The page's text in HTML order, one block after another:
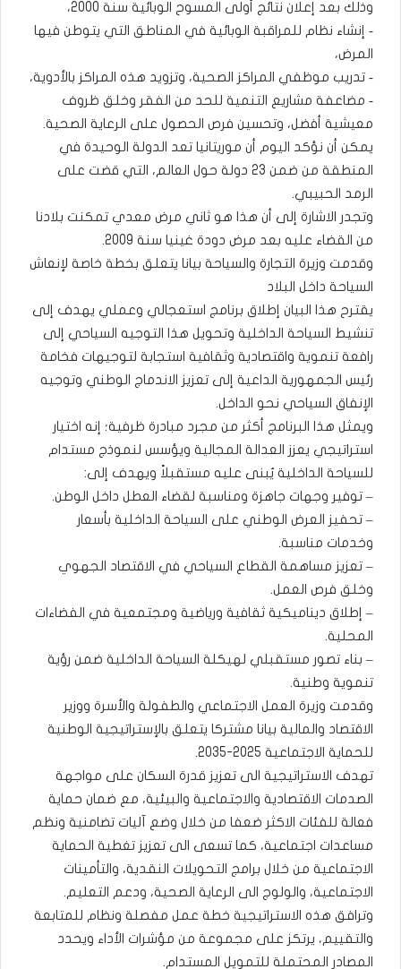
وذلك بعد إعلان نتائج أولى المسوح الوبائية سنة 2000،
‐ إنشاء نظام للمراقبة الوبائية في المناطق التي يتوطن فيها
المرض،
‐ تدريب موظفي المراكز الصحية، وتزويد هذه المراكز بالأدوية،
‐ مضاعفة مشاريع التنمية للحد من الفقر وخلق ظروف
معيشية أفضل، وتحسين فرص الحصول على الرعاية الصحية.
يمكن أن نؤكد اليوم أن موريتانيا تعد الدولة الوحيدة في
المنطقة من ضمن 23 دولة حول العالم، التي قضت على
الرمد الحبيبي.
وتجدر الاشارة إلى أن هذا هو ثاني مرض معدي تمكنت بلادنا
من القضاء عليه بعد مرض دودة غينيا سنة 2009.
وقدمت وزيرة التجارة والسياحة بيانا يتعلق بخطة خاصة لإنعاش
السياحة داخل البلاد
يقترح هذا البيان إطلاق برنامج استعجالي وعملي يهدف إلى
تنشيط السياحة الداخلية وتحويل هذا التوجيه السياحي إلى
رافعة تنموية واقتصادية وثقافية استجابة لتوجيهات فخامة
رئيس الجمهورية الداعية إلى تعزيز الاندماج الوطني وتوجيه
الإنفاق السياحي نحو الداخل.
ويمثل هذا البرنامج أكثر من مجرد مبادرة ظرفية؛ إنه اختيار
استراتيجي يعزز العدالة المجالية ويؤسس لنموذج مستدام
للسياحة الداخلية يُبنى عليه مستقبلاً ويهدف إلى:
– توفير وجهات جاهزة ومناسبة لقضاء العطل داخل الوطن.
– تحفيز العرض الوطني على السياحة الداخلية بأسعار
وخدمات مناسبة.
– تعزيز مساهمة القطاع السياحي في الاقتصاد الجهوي
وخلق فرص العمل.
– إطلاق ديناميكية ثقافية ورياضية ومجتمعية في الفضاءات
المحلية.
– بناء تصور مستقبلي لهيكلة السياحة الداخلية ضمن رؤية
تنموية وطنية.
وقدمت وزيرة العمل الاجتماعي والطفولة والأسرة ووزير
الاقتصاد والمالية بيانا مشتركا يتعلق بالإستراتيجية الوطنية
للحماية الاجتماعية 2025-2035.
تهدف الاستراتيجية الى تعزيز قدرة السكان على مواجهة
الصدمات الاقتصادية والاجتماعية والبيئية، مع ضمان حماية
فعالة للفئات الاكثر ضعفا من خلال وضع آليات تضامنية ونظم
مساعدات اجتماعية، كما تسعى الى تعزيز تغطية الحماية
الاجتماعية من خلال برامج التحويلات النقدية، والتأمينات
الاجتماعية، والولوج الى الرعاية الصحية، ودعم التعليم.
وترافق هذه الاستراتيجية خطة عمل مفصلة ونظام للمتابعة
والتقييم، يرتكز على مجموعة من مؤشرات الأداء ويحدد
المصادر المحتملة للتمويل المستدام.